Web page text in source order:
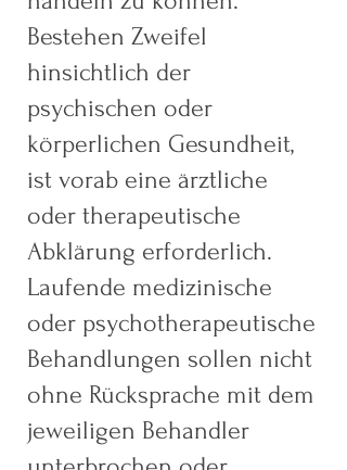
Bestehen Zweifel
hinsichtlich der
psychischen oder
körperlichen Gesundheit,
ist vorab eine ärztliche
oder therapeutische
Abklärung erforderlich.
Laufende medizinische
oder psychotherapeutische
Behandlungen sollen nicht
ohne Rücksprache mit dem
jeweiligen Behandler